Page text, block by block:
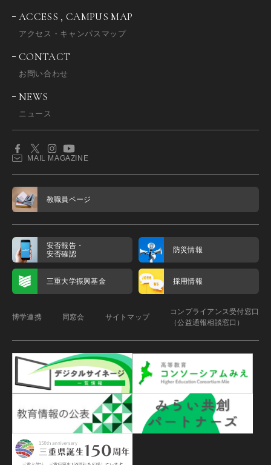
ACCESS , CAMPUS MAP
アクセス・キャンパスマップ
CONTACT
お問い合わせ
NEWS
ニュース
MAIL MAGAZINE
教職員ページ
安否報告・
安否確認
防災情報
三重大学振興基金 採用情報
博学連携 同窓会 サイトマップ
コンプライアンス受付窓口
（公益通報相談窓口）